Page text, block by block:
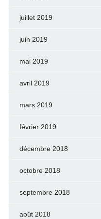
juillet 2019
juin 2019
mai 2019
avril 2019
mars 2019
février 2019
décembre 2018
octobre 2018
septembre 2018
août 2018